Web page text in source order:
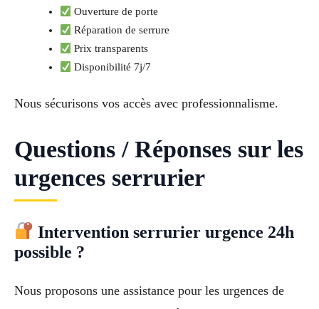
Ouverture de porte
Réparation de serrure
Prix transparents
Disponibilité 7j/7
Nous sécurisons vos accès avec professionnalisme.
Questions / Réponses sur les
urgences serrurier
Intervention serrurier urgence 24h
possible ?
Nous proposons une assistance pour les urgences de